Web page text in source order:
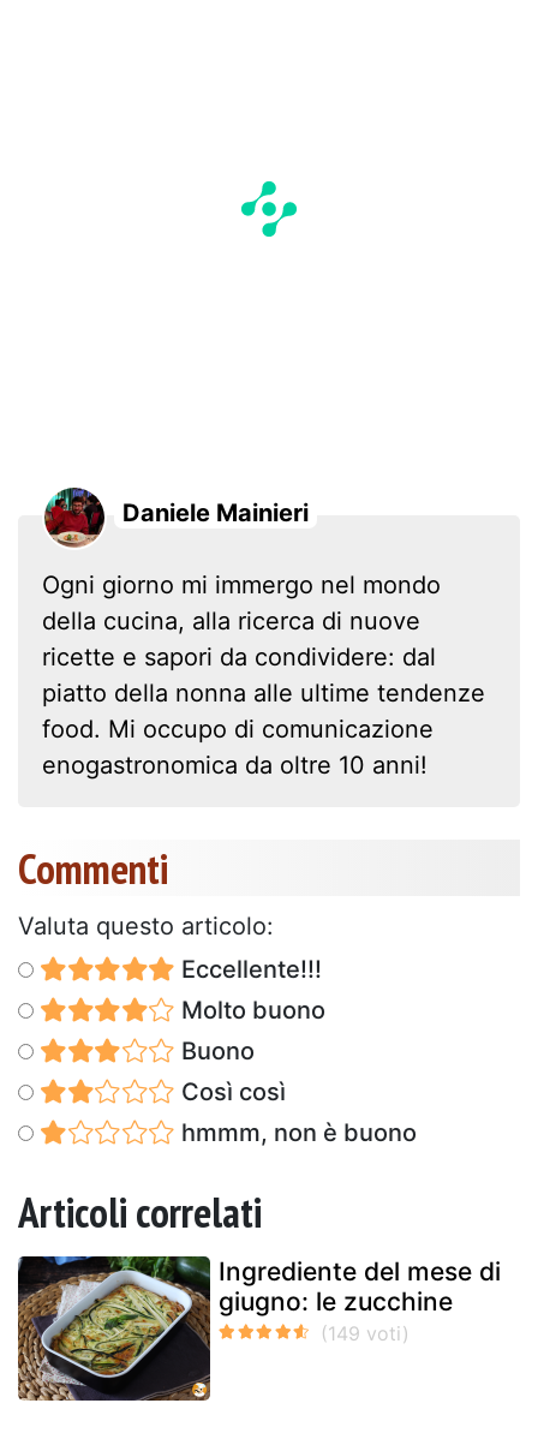
Daniele Mainieri
Ogni giorno mi immergo nel mondo
della cucina, alla ricerca di nuove
ricette e sapori da condividere: dal
piatto della nonna alle ultime tendenze
food. Mi occupo di comunicazione
enogastronomica da oltre 10 anni!
Commenti
Valuta questo articolo:
Eccellente!!!
Molto buono
Buono
Così così
hmmm, non è buono
Articoli correlati
Ingrediente del mese di
giugno: le zucchine